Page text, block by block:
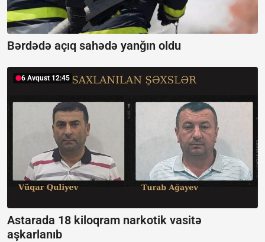
Bərdədə açıq sahədə yanğın oldu
6 Avqust 12:45
Astarada 18 kiloqram narkotik vasitə
aşkarlanıb